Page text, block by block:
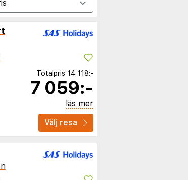
Totalpris 14 118:-
7 059:-
läs mer
Välj resa